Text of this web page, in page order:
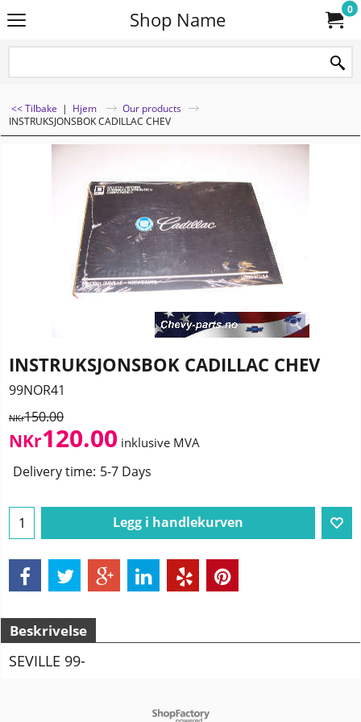
Shop Name 0
<< Tilbake | Hjem
Our products
INSTRUKSJONSBOK CADILLAC CHEV
INSTRUKSJONSBOK CADILLAC CHEV
99NOR41
NKr150.00
NKr120.00 inklusive MVA
Delivery time: 5-7 Days
Legg i handlekurven
Beskrivelse
SEVILLE 99-
To create online store